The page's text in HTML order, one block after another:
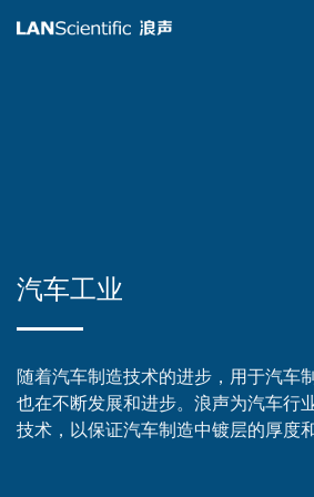
汽车工业
随着汽车制造技术的进步，用于汽车
也在不断发展和进步。浪声为汽车行
技术，以保证汽车制造中镀层的厚度